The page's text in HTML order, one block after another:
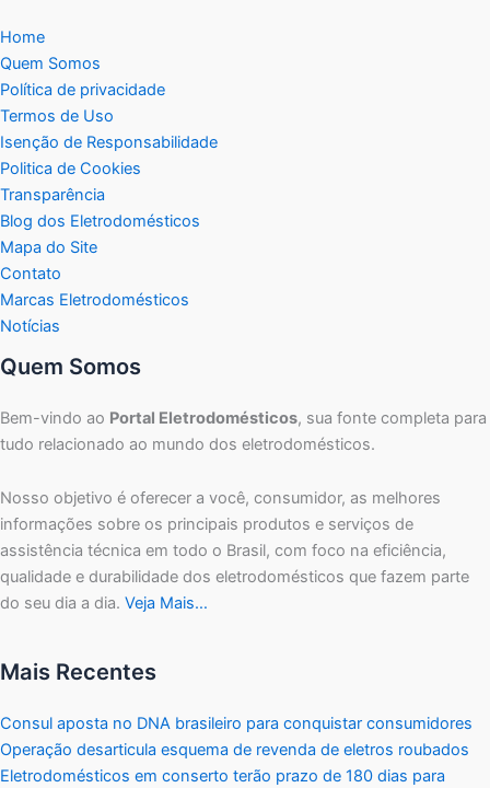
Home
Quem Somos
Política de privacidade
Termos de Uso
Isenção de Responsabilidade
Politica de Cookies
Transparência
Blog dos Eletrodomésticos
Mapa do Site
Contato
Marcas Eletrodomésticos
Notícias
Quem Somos
Bem-vindo ao Portal Eletrodomésticos, sua fonte completa para
tudo relacionado ao mundo dos eletrodomésticos.
Nosso objetivo é oferecer a você, consumidor, as melhores
informações sobre os principais produtos e serviços de
assistência técnica em todo o Brasil, com foco na eficiência,
qualidade e durabilidade dos eletrodomésticos que fazem parte
do seu dia a dia. Veja Mais…
Mais Recentes
Consul aposta no DNA brasileiro para conquistar consumidores
Operação desarticula esquema de revenda de eletros roubados
Eletrodomésticos em conserto terão prazo de 180 dias para